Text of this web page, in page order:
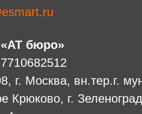
бюро»
г. Москва, вн.тер.г.
Крюково, г.